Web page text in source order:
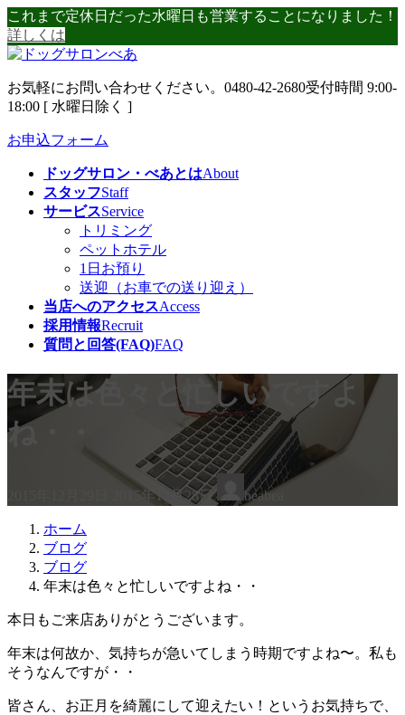
コ
ン
テ
ツ
へ
キ
ナ
ビ
ゲ
シ
ョ
に
これまで定休日だった水曜日も営業することになりました！
詳しくは
お気軽にお問い合わせください。 0480-42-2680受付時間 9:00-
18:00 [ 水曜日除く ]
お申込フォーム
ドッグサロン・べあとはAbout
スタッフStaff
サービスService
トリミング
ペットホテル
1日お預り
送迎（お車での送り迎え）
当店へのアクセスAccess
採用情報Recruit
質問と回答(FAQ)FAQ
年末は色々と忙しいですよ
ね・・
最
2015年12月28日 beabea
ホーム
ブログ
ブログ
年末は色々と忙しいですよね・・
本日もご来店ありがとうございます。
年末は何故か、気持ちが急いてしまう時期ですよね〜。私も
そうなんですが・・
皆さん、お正月を綺麗にして迎えたい！というお気持ちで、